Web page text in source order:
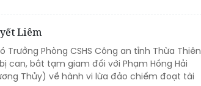
Liêm
Trưởng Phòng CSHS Công an tỉnh Thừa Thiên
can, bắt tạm giam đối với Phạm Hồng Hải
Thủy) về hành vi lừa đảo chiếm đoạt tài